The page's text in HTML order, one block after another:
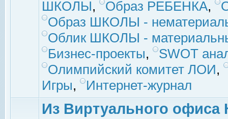
ШКОЛЫ, Образ РЕБЕНКА,
Образ ШКОЛЫ -
Облик ШКОЛЫ -
Бизнес-проекты,
SWOT
Олимпийский комитет ЛОИ,
Игры, Интернет-журнал
Из Виртуального офиса